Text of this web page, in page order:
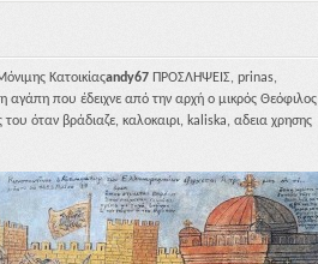
Κατοικίαςandy67 ΠΡΟΣΛΗΨΕΙΣ, prinas,
αγάπη που έδειχνε από την αρχή ο μικρός Θεόφιλος
όταν βράδιαζε, καλοκαιρι, kaliska, αδεια χρησης